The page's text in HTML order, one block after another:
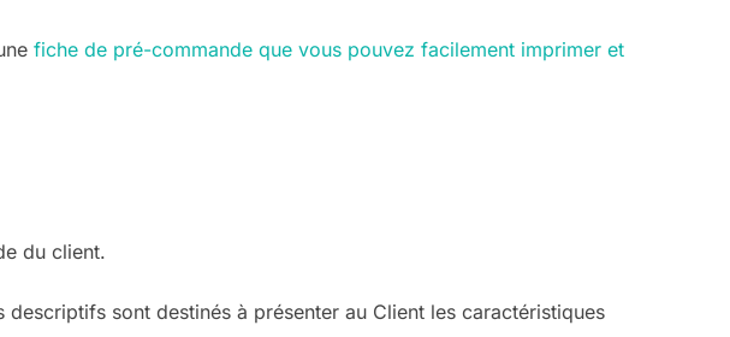
fiche de pré-commande que vous pouvez facilement imprimer et
du client.
sont destinés à présenter au Client les caractéristiques